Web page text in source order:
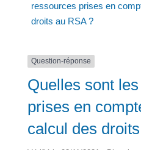
ressources prises en
droits au RSA ?
Question-réponse
Quelles sont
prises en
calcul des